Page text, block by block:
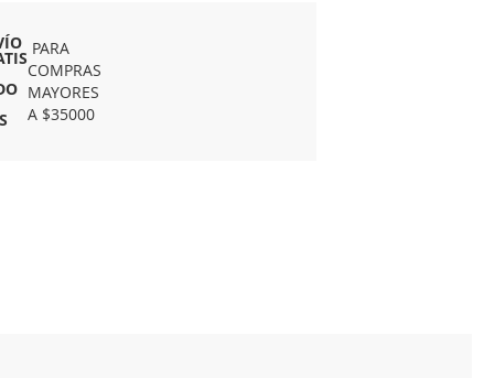
PARA
COMPRAS
MAYORES
A $35000